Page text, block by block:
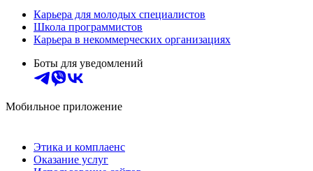
Карьера для молодых специалистов
Школа программистов
Карьера в некоммерческих организациях
Боты для уведомлений
Мобильное приложение
Этика и комплаенс
Оказание услуг